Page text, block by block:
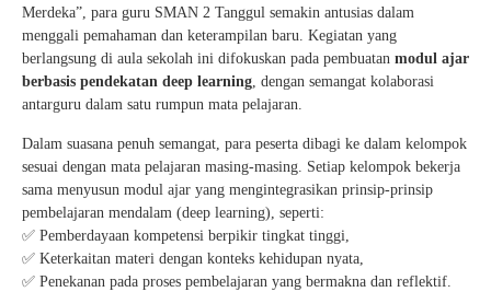
Merdeka”, para guru SMAN 2 Tanggul semakin antusias dalam
menggali pemahaman dan keterampilan baru. Kegiatan yang
berlangsung di aula sekolah ini difokuskan pada pembuatan modul ajar
berbasis pendekatan deep learning, dengan semangat kolaborasi
antarguru dalam satu rumpun mata pelajaran.
Dalam suasana penuh semangat, para peserta dibagi ke dalam kelompok
sesuai dengan mata pelajaran masing-masing. Setiap kelompok bekerja
sama menyusun modul ajar yang mengintegrasikan prinsip-prinsip
pembelajaran mendalam (deep learning), seperti:
✅ Pemberdayaan kompetensi berpikir tingkat tinggi,
✅ Keterkaitan materi dengan konteks kehidupan nyata,
✅ Penekanan pada proses pembelajaran yang bermakna dan reflektif.